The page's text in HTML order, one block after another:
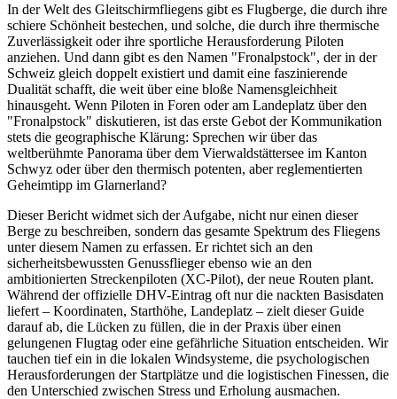
In der Welt des Gleitschirmfliegens gibt es Flugberge, die durch ihre
schiere Schönheit bestechen, und solche, die durch ihre thermische
Zuverlässigkeit oder ihre sportliche Herausforderung Piloten
anziehen. Und dann gibt es den Namen "Fronalpstock", der in der
Schweiz gleich doppelt existiert und damit eine faszinierende
Dualität schafft, die weit über eine bloße Namensgleichheit
hinausgeht. Wenn Piloten in Foren oder am Landeplatz über den
"Fronalpstock" diskutieren, ist das erste Gebot der Kommunikation
stets die geographische Klärung: Sprechen wir über das
weltberühmte Panorama über dem Vierwaldstättersee im Kanton
Schwyz oder über den thermisch potenten, aber reglementierten
Geheimtipp im Glarnerland?
Dieser Bericht widmet sich der Aufgabe, nicht nur einen dieser
Berge zu beschreiben, sondern das gesamte Spektrum des Fliegens
unter diesem Namen zu erfassen. Er richtet sich an den
sicherheitsbewussten Genussflieger ebenso wie an den
ambitionierten Streckenpiloten (XC-Pilot), der neue Routen plant.
Während der offizielle DHV-Eintrag oft nur die nackten Basisdaten
liefert – Koordinaten, Starthöhe, Landeplatz – zielt dieser Guide
darauf ab, die Lücken zu füllen, die in der Praxis über einen
gelungenen Flugtag oder eine gefährliche Situation entscheiden. Wir
tauchen tief ein in die lokalen Windsysteme, die psychologischen
Herausforderungen der Startplätze und die logistischen Finessen, die
den Unterschied zwischen Stress und Erholung ausmachen.